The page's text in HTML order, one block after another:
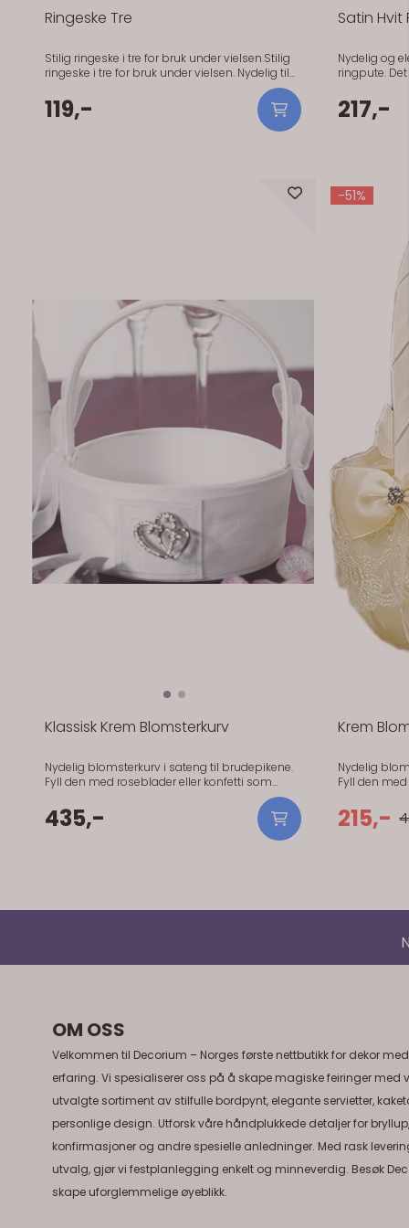
Ringeske Tre
Stilig ringeske i tre for bruk under vielsen.Stilig
ringeske i tre for bruk under vielsen. Nydelig til
119,-
Satin
Nydelig og elegant
ringpute.
ved å ha
tråder man
skal falle av.
217,-
Klassisk Krem Blomsterkurv
Nydelig blomsterkurv i sateng til brudepikene.
Fyll den med roseblader eller konfetti som
brudepikene kan kaste på vei opp til alteret.
Kjøper du roseblader hos oss, trenger du bare 1
pose pr kurv som skal fylles. Size: 15.25 Dia x
435,-
-51%
Krem
Nydelig
Fyll den
Størrelse:
215,-
OM OSS
Velkommen til Decorium – Norges første nettbutikk for dekor
erfaring. Vi spesialiserer oss på å skape magiske feiringer med
utvalgte sortiment av stilfulle bordpynt, elegante servietter,
personlige design. Utforsk våre håndplukkede detaljer for
konfirmasjoner og andre spesielle anledninger. Med rask
utvalg, gjør vi festplanlegging enkelt og minneverdig. Besøk
skape uforglemmelige øyeblikk.